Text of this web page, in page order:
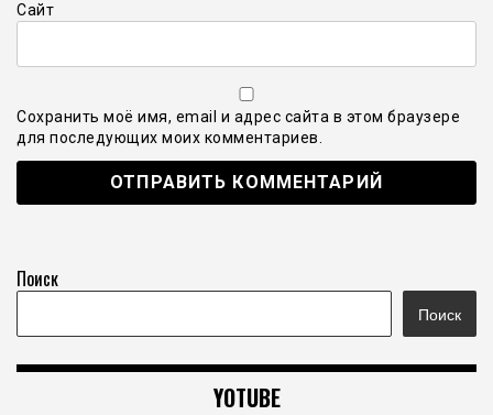
Сайт
Сохранить моё имя, email и адрес сайта в этом браузере
для последующих моих комментариев.
Поиск
Поиск
YOTUBE